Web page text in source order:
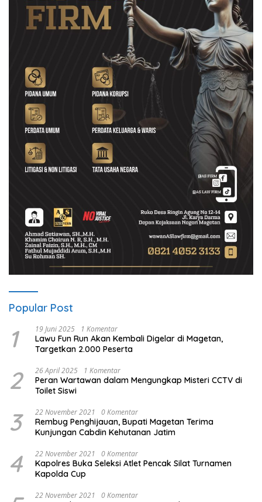
Popular Post
1 19 Juni 2025 1 Komentar
Lawu Fun Run Akan Kembali Digelar di Magetan,
Targetkan 2.000 Peserta
2 26 April 2025 1 Komentar
Peran Wartawan dalam Mengungkap Misteri CCTV di
Toilet Siswi
3 22 November 2021 0 Komentar
Rembug Penghijauan, Bupati Magetan Terima
Kunjungan Cabdin Kehutanan Jatim
4 22 November 2021 0 Komentar
Kapolres Buka Seleksi Atlet Pencak Silat Turnamen
Kapolda Cup
22 November 2021 0 Komentar